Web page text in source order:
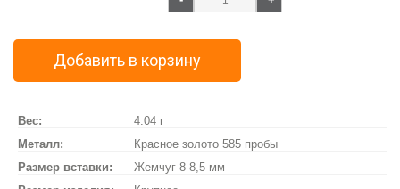
Добавить в корзину
Вес:
4.04 г
Металл:
Красное золото 585 пробы
Размер вставки:
Жемчуг 8-8,5 мм